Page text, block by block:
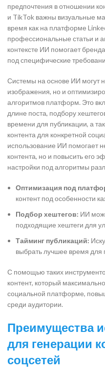
предпочтения в отношении
и TikTok важны визуальные
время как на платформе
профессиональные статьи и
контексте ИИ помогает
под специфические
Системы на основе ИИ могут
изображения, но и
алгоритмов платформ. Это
длине поста, подбору
времени для публикации, а
контента для конкретной
использование ИИ помогает
контента, но и повысить его
настройки под алгоритмы
Оптимизация под
контент под особенности
Подбор хештегов: ИИ
подходящие хештеги для
Тайминг публикаций:
выбрать лучшее время для
С помощью таких
контент, который
социальной платформе,
среди аудитории.
Преимущества
для генерации
соцсетей